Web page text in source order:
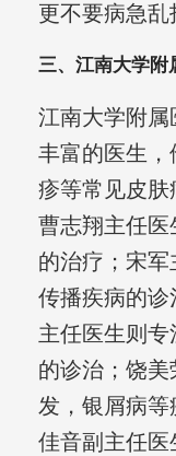
更不要病急乱
三、江南大学附
江南大学附
丰富的医生
疹等常见皮肤
曹志翔主任
的治疗；宋
传播疾病的诊
主任医生则
的诊治；饶
发，银屑病
佳音副主任医